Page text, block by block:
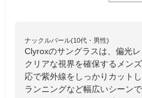
ナックルバール(10代・男性)
Clyroxのサングラスは、偏光レ
クリアな視界を確保するメン
応で紫外線をしっかりカット
ランニングなど幅広いシーン